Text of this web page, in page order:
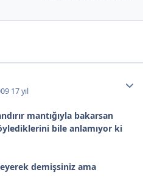
17 yıl
mantığıyla bakarsan
bile anlamıyor ki
demişsiniz ama